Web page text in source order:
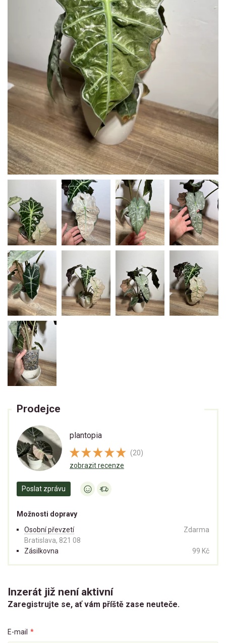
Prodejce
plantopia
(20)
zobrazit recenze
Poslat zprávu
Možnosti dopravy
Osobní převzetí
Bratislava, 821 08
Zdarma
Zásilkovna 99 Kč
Inzerát již není aktivní
Zaregistrujte se, ať vám příště zase neuteče.
E-mail *